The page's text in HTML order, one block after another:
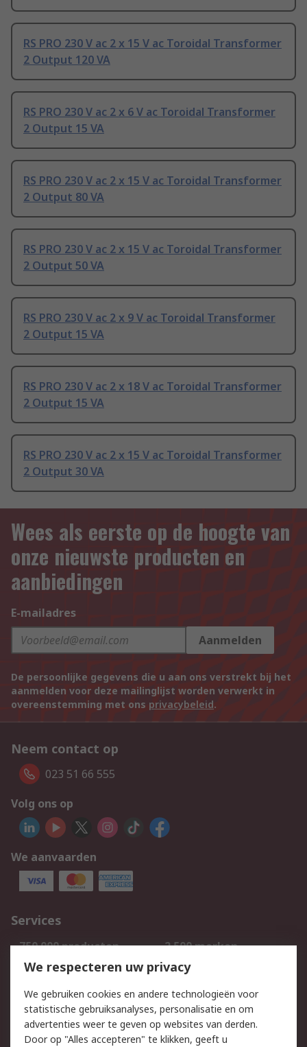
RS PRO 230 V ac 2 x 15 V ac Toroidal Transformer
2 Output 120 VA
RS PRO 230 V ac 2 x 6 V ac Toroidal Transformer
2 Output 15 VA
RS PRO 230 V ac 2 x 15 V ac Toroidal Transformer
2 Output 80 VA
RS PRO 230 V ac 2 x 15 V ac Toroidal Transformer
2 Output 50 VA
RS PRO 230 V ac 2 x 9 V ac Toroidal Transformer
2 Output 15 VA
RS PRO 230 V ac 2 x 18 V ac Toroidal Transformer
2 Output 15 VA
RS PRO 230 V ac 2 x 15 V ac Toroidal Transformer
2 Output 30 VA
Wees als eerste op de hoogte van
onze nieuwste producten en
aanbiedingen
E-mailadres
Aanmelden
De persoonlijke gegevens die u aan ons verstrekt bij het
aanmelden voor deze mailinglijst worden verwerkt in
overeenstemming met ons privacybeleid.
Neem contact op
023 51 66 555
Volg ons op
We aanvaarden
Services
750.000 producten
2.500 merken
Bestellen
Inkoopoplossingen
Track & Trace
Wettelijk
We respecteren uw privacy
We gebruiken cookies en andere technologieën voor
statistische gebruiksanalyses, personalisatie en om
advertenties weer te geven op websites van derden.
Door op "Alles accepteren" te klikken, geeft u